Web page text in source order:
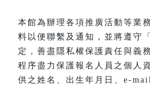
本館為辦理各項推廣活動等業
料以便聯繫及通知，並將遵守
定，善盡隱私權保護責任與義
程序盡力保護報名人員之個人
供之姓名、出生年月日、e-